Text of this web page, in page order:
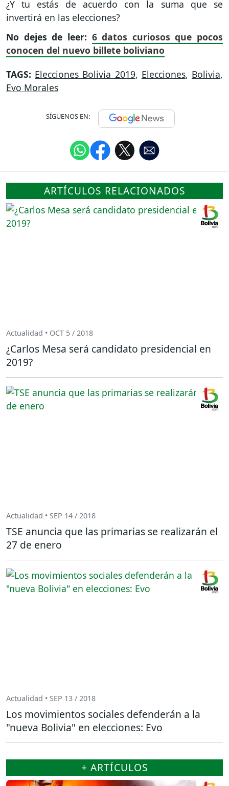
¿Y tu estás de acuerdo con la suma que se
invertirá en las elecciones?
No dejes de leer: 6 datos curiosos que pocos
conocen del nuevo billete boliviano
TAGS: Elecciones Bolivia 2019, Elecciones, Bolivia,
Evo Morales
SÍGUENOS EN:
ARTÍCULOS RELACIONADOS
Actualidad • OCT 5 / 2018
¿Carlos Mesa será candidato presidencial en
2019?
Actualidad • SEP 14 / 2018
TSE anuncia que las primarias se realizarán el
27 de enero
Actualidad • SEP 13 / 2018
Los movimientos sociales defenderán a la
"nueva Bolivia" en elecciones: Evo
+ ARTÍCULOS